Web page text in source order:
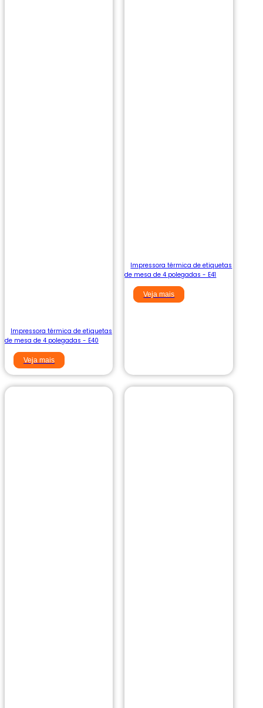
Impressora térmica de etiquetas
de mesa de 4 polegadas - E40
Veja mais
Impressora térmica de etiquetas
de mesa de 4 polegadas - E41
Veja mais